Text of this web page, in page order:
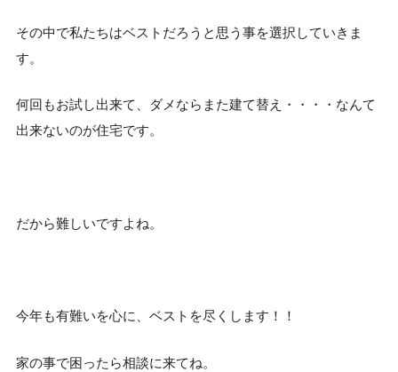
その中で私たちはベストだろうと思う事を選択していきま
す。
何回もお試し出来て、ダメならまた建て替え・・・・なんて
出来ないのが住宅です。
だから難しいですよね。
今年も有難いを心に、ベストを尽くします！！
家の事で困ったら相談に来てね。